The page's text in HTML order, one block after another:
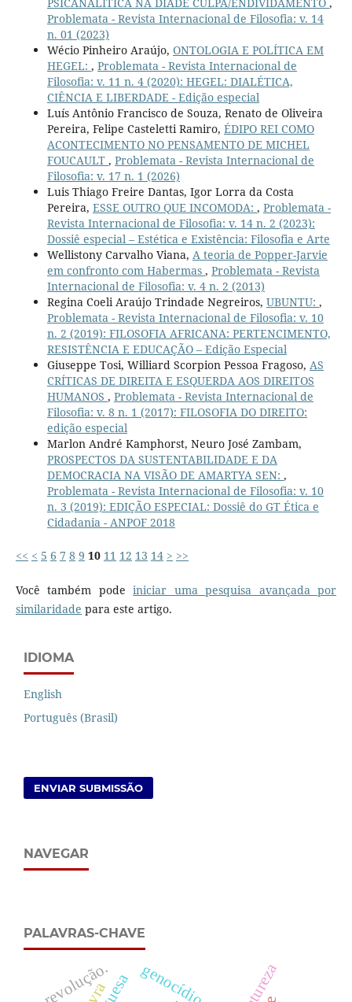
Problemata - Revista Internacional de Filosofia: v. 14
n. 01 (2023)
Wécio Pinheiro Araújo, ONTOLOGIA E POLÍTICA EM
HEGEL: , Problemata - Revista Internacional de
Filosofia: v. 11 n. 4 (2020): HEGEL: DIALÉTICA,
CIÊNCIA E LIBERDADE - Edição especial
Luís Antônio Francisco de Souza, Renato de Oliveira
Pereira, Felipe Casteletti Ramiro, ÉDIPO REI COMO
ACONTECIMENTO NO PENSAMENTO DE MICHEL
FOUCAULT , Problemata - Revista Internacional de
Filosofia: v. 17 n. 1 (2026)
Luis Thiago Freire Dantas, Igor Lorra da Costa
Pereira, ESSE OUTRO QUE INCOMODA: , Problemata -
Revista Internacional de Filosofia: v. 14 n. 2 (2023):
Dossiê especial – Estética e Existência: Filosofia e Arte
Wellistony Carvalho Viana, A teoria de Popper-Jarvie
em confronto com Habermas , Problemata - Revista
Internacional de Filosofia: v. 4 n. 2 (2013)
Regina Coeli Araújo Trindade Negreiros, UBUNTU: ,
Problemata - Revista Internacional de Filosofia: v. 10
n. 2 (2019): FILOSOFIA AFRICANA: PERTENCIMENTO,
RESISTÊNCIA E EDUCAÇÃO – Edição Especial
Giuseppe Tosi, Williard Scorpion Pessoa Fragoso, AS
CRÍTICAS DE DIREITA E ESQUERDA AOS DIREITOS
HUMANOS , Problemata - Revista Internacional de
Filosofia: v. 8 n. 1 (2017): FILOSOFIA DO DIREITO:
edição especial
Marlon André Kamphorst, Neuro José Zambam,
PROSPECTOS DA SUSTENTABILIDADE E DA
DEMOCRACIA NA VISÃO DE AMARTYA SEN: ,
Problemata - Revista Internacional de Filosofia: v. 10
n. 3 (2019): EDIÇÃO ESPECIAL: Dossiê do GT Ética e
Cidadania - ANPOF 2018
<< < 5 6 7 8 9 10 11 12 13 14 > >>
Você também podeiniciar uma pesquisa avançada por
similaridade para este artigo.
IDIOMA
English
Português (Brasil)
ENVIAR SUBMISSÃO
NAVEGAR
PALAVRAS-CHAVE
genocídio
revolução.